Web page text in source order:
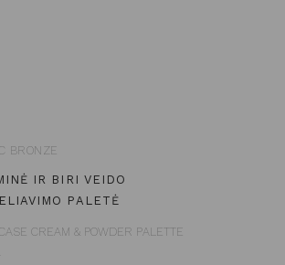
BRONZE
IR BIRI VEIDO
PALETĖ
CREAM & POWDER PALETTE